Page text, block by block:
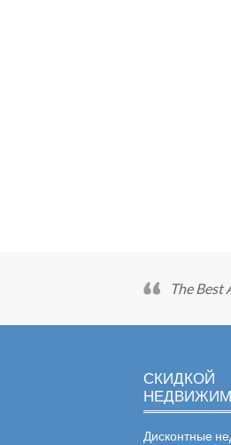
The Best
СКИДКОЙ
Дисконтные